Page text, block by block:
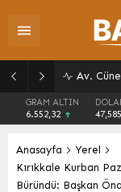
GRAM ALTIN
6.552,32
Anasayfa
Yerel
Kırıkkale Kurban
Büründü: Başkan